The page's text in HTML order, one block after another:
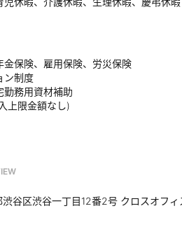
金保険、雇用保険、労災保険
ン制度
勤務用資材補助
上限金額なし)
谷区渋谷一丁目12番2号 クロスオフィ